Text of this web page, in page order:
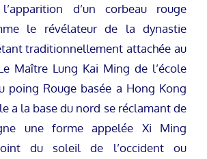
d’un corbeau rouge
le révélateur de la dynastie
traditionnellement attachée au
Maître Lung Kai Ming de l’école
poing Rouge basée a Hong Kong
a la base du nord se réclamant de
une forme appelée Xi Ming
du soleil de l’occident ou